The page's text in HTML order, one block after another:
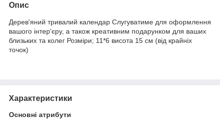
Опис
Дерев'яний тривалий календар Слугуватиме для оформлення
вашого інтер'єру, а також креативним подарунком для ваших
близьких та колег Розміри; 11*6 висота 15 см (від крайніх
точок)
Характеристики
Основні атрибути